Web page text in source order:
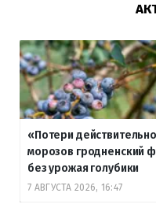
«Потери
морозов гродненский
без урожая голубики
7 АВГУСТА 2026, 16:47